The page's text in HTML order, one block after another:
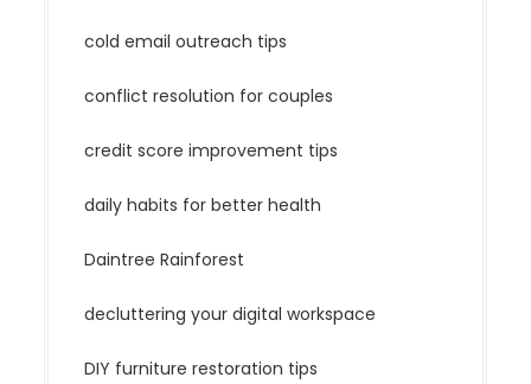
cold email outreach tips
conflict resolution for couples
credit score improvement tips
daily habits for better health
Daintree Rainforest
decluttering your digital workspace
DIY furniture restoration tips